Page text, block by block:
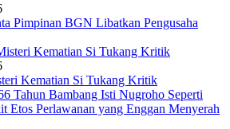
Pimpinan BGN Libatkan Pengusaha
Kematian Si Tukang Kritik